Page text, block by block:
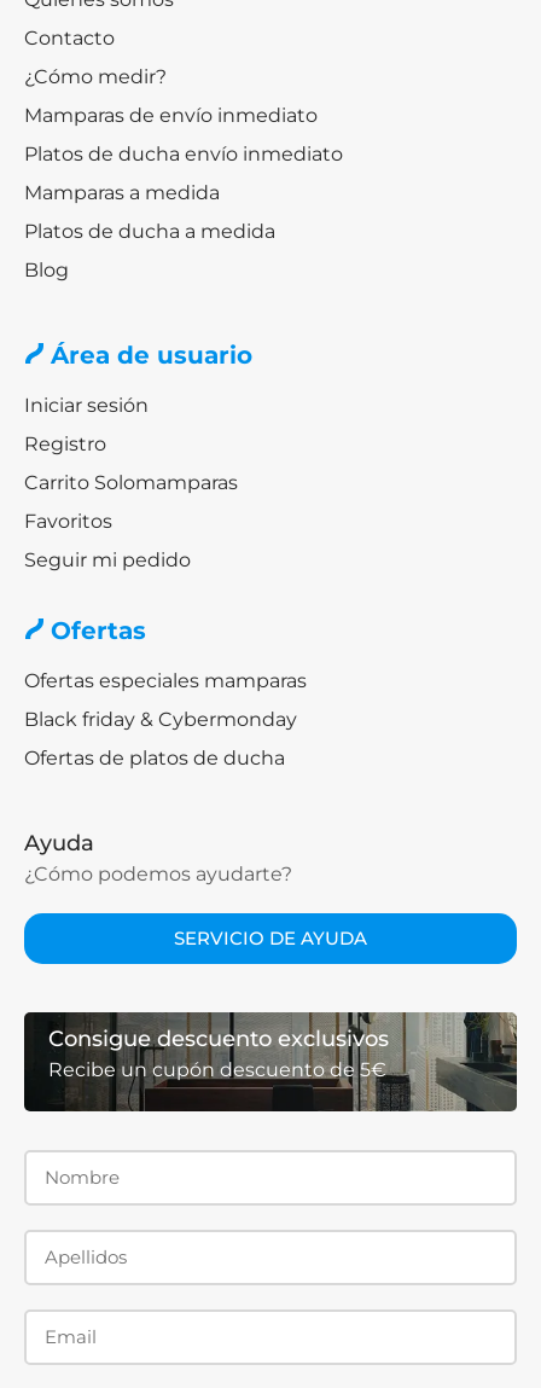
Contacto
¿Cómo medir?
Mamparas de envío inmediato
Platos de ducha envío inmediato
Mamparas a medida
Platos de ducha a medida
Blog
Área de usuario
Iniciar sesión
Registro
Carrito Solomamparas
Favoritos
Seguir mi pedido
Ofertas
Ofertas especiales mamparas
Black friday & Cybermonday
Ofertas de platos de ducha
Ayuda
¿Cómo podemos ayudarte?
SERVICIO DE AYUDA
Consigue descuento exclusivos
Recibe un cupón descuento de 5€